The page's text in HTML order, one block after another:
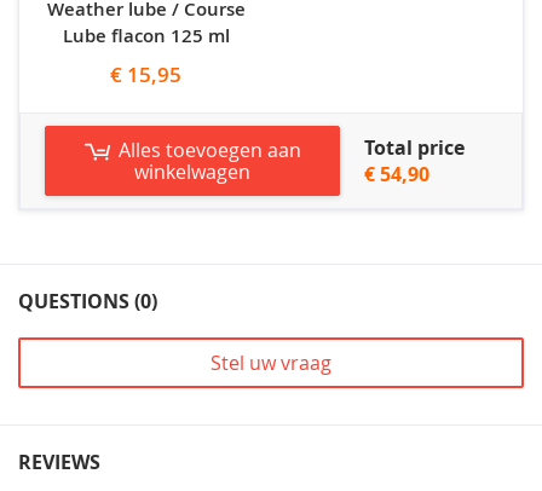
Weather lube / Course
Lube flacon 125 ml
€ 15,95
Alles toevoegen aan
winkelwagen
Total price
€ 54,90
QUESTIONS (0)
Stel uw vraag
REVIEWS